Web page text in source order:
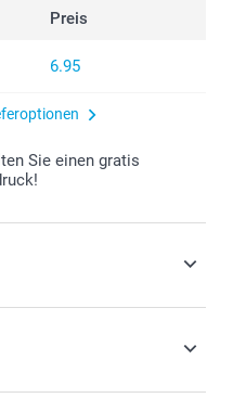
Preis
6.95
Sie einen gratis
Franken (CHF) inkl.